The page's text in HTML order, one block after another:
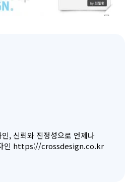
, 신뢰와 진정성으로 언제나
인 https://crossdesign.co.kr